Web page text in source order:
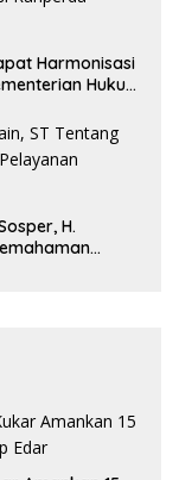
Harmonisasi
Hukum
H.